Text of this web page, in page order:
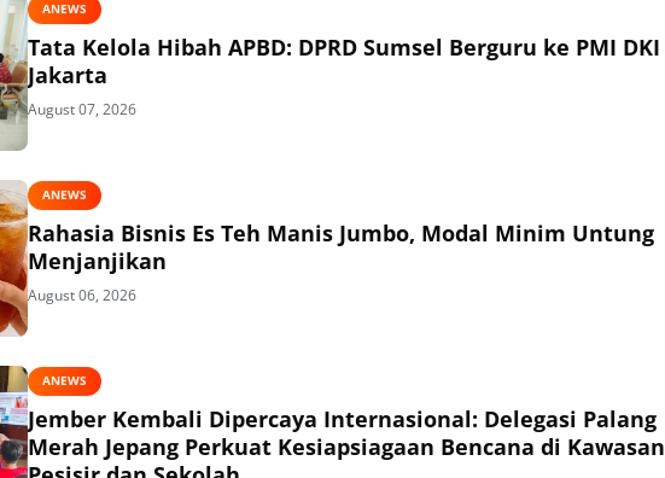
ANEWS
Tata Kelola Hibah APBD: DPRD Sumsel Berguru ke PMI DKI
Jakarta
August 07, 2026
ANEWS
Rahasia Bisnis Es Teh Manis Jumbo, Modal Minim Untung
Menjanjikan
August 06, 2026
ANEWS
Jember Kembali Dipercaya Internasional: Delegasi Palang
Merah Jepang Perkuat Kesiapsiagaan Bencana di Kawasan